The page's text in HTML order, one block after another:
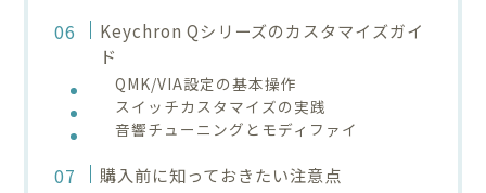
Keychron Qシリーズのカスタマイズガイ
ド
QMK/VIA設定の基本操作
スイッチカスタマイズの実践
音響チューニングとモディファイ
購入前に知っておきたい注意点